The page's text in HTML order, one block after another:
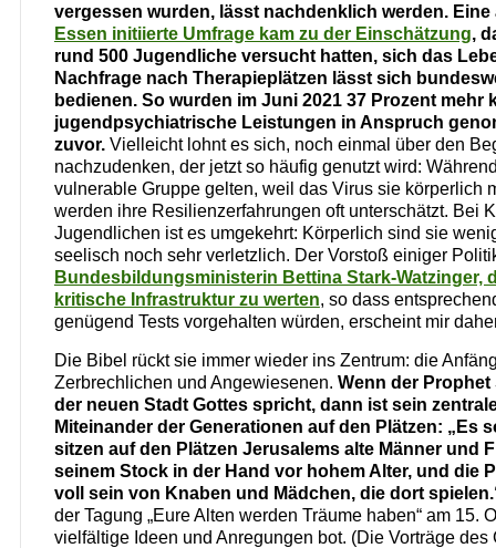
vergessen wurden, lässt nachdenklich werden.
Essen initiierte Umfrage kam zu der Einschätzung,
rund 500 Jugendliche versucht hatten, sich das
Nachfrage nach Therapieplätzen lässt sich
bedienen. So wurden im Juni 2021 37 Prozent mehr
jugendpsychiatrische Leistungen in Anspruch
zuvor.Vielleicht lohnt es sich, noch einmal über den
nachzudenken, der jetzt so häufig genutzt wird:
vulnerable Gruppe gelten, weil das Virus sie körperlich
werden ihre Resilienzerfahrungen oft unterschätzt. Bei
Jugendlichen ist es umgekehrt: Körperlich sind sie
seelisch noch sehr verletzlich. Der Vorstoß einiger
Bundesbildungsministerin Bettina Stark-Watzinger,
kritische Infrastruktur zu werten, so dass
genügend Tests vorgehalten würden, erscheint mir
Die Bibel rückt sie immer wieder ins Zentrum: die
Zerbrechlichen und Angewiesenen. Wenn der Prophet
der neuen Stadt Gottes spricht, dann ist sein
Miteinander der Generationen auf den Plätzen: „Es
sitzen auf den Plätzen Jerusalems alte Männer und
seinem Stock in der Hand vor hohem Alter, und die
voll sein von Knaben und Mädchen, die dort
der Tagung „Eure Alten werden Träume haben“ am 15.
vielfältige Ideen und Anregungen bot. (Die Vorträge des